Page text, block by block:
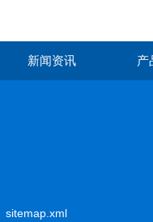
新闻资讯 产
sitemap.xml